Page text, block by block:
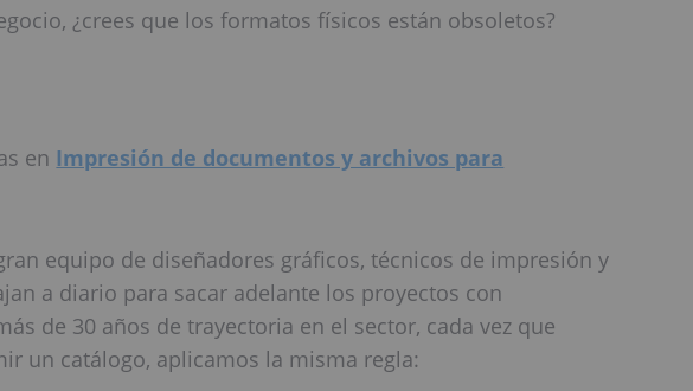
¿crees que los formatos físicos están obsoletos?
en Impresión de documentos y archivos para
equipo de diseñadores gráficos, técnicos de impresión y
a diario para sacar adelante los proyectos con
de 30 años de trayectoria en el sector, cada vez que
un catálogo, aplicamos la misma regla: